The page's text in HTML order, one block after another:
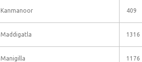
Kanmanoor 409
Maddigatla 1316
Manigilla 1176